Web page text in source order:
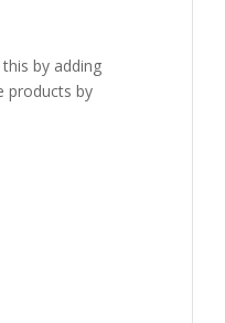
by adding
products by